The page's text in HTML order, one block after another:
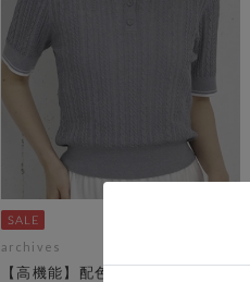
archives
【高機能】配色透かし編みポロニ